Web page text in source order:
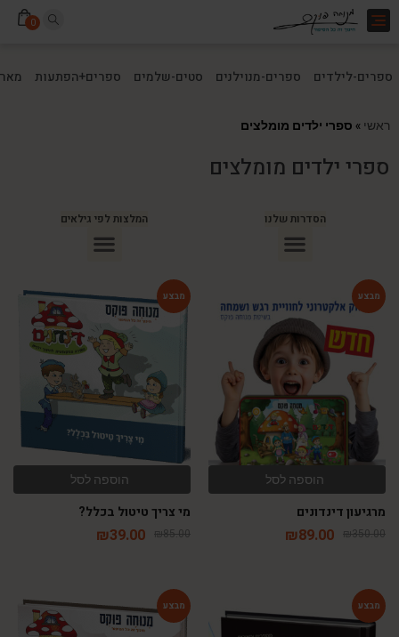
Toggle
0
ספרים-לילדים ספרים-מנוילנים סטים-שלמים ספרים+הפתעות
ראשי » ספרי ילדים מומלצים
ספרי ילדים מומלצים
הסדרות שלנו המלצות לפי גילאים
הוספה לסל
מרגיעון דינדונים
₪350.00
₪89.00
הוספה לסל
מי צריך טיטול בכלל?
₪85.00
₪39.00